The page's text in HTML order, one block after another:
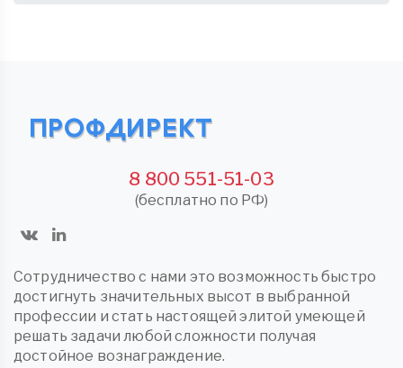
8 800 551-51-03
(бесплатно по РФ)
Сотрудничество с нами это возможность быстро
достигнуть значительных высот в выбранной
профессии и стать настоящей элитой умеющей
решать задачи любой сложности получая
достойное вознаграждение.